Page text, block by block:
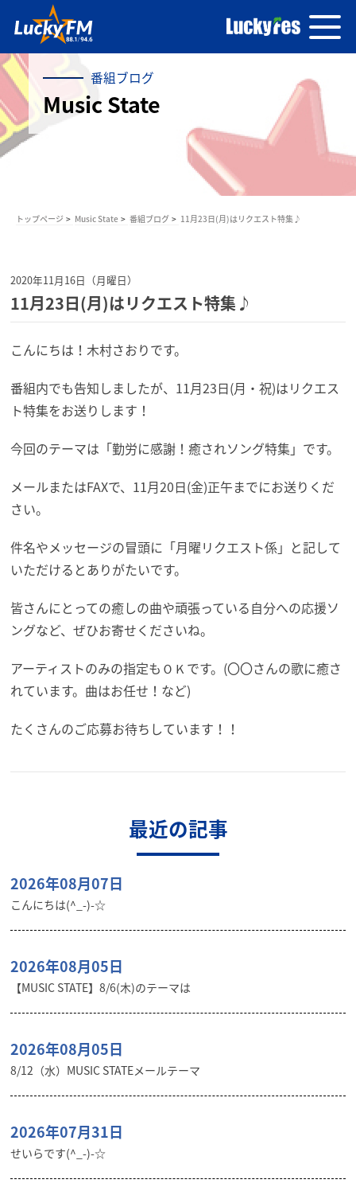
番組ブログ
Music State
トップページ Music State 番組ブログ 11月23日(月)はリクエスト特集♪
2020年11月16日（月曜日）
11月23日(月)はリクエスト特集♪
こんにちは！木村さおりです。
番組内でも告知しましたが、11月23日(月・祝)はリクエス
ト特集をお送りします！
今回のテーマは「勤労に感謝！癒されソング特集」です。
メールまたはFAXで、11月20日(金)正午までにお送りくだ
さい。
件名やメッセージの冒頭に「月曜リクエスト係」と記して
いただけるとありがたいです。
皆さんにとっての癒しの曲や頑張っている自分への応援ソ
ングなど、ぜひお寄せくださいね。
アーティストのみの指定もＯＫです。(〇〇さんの歌に癒さ
れています。曲はお任せ！など)
たくさんのご応募お待ちしています！！
最近の記事
2026年08月07日
こんにちは(^_-)-☆
2026年08月05日
【MUSIC STATE】8/6(木)のテーマは
2026年08月05日
8/12（水）MUSIC STATEメールテーマ
2026年07月31日
せいらです(^_-)-☆